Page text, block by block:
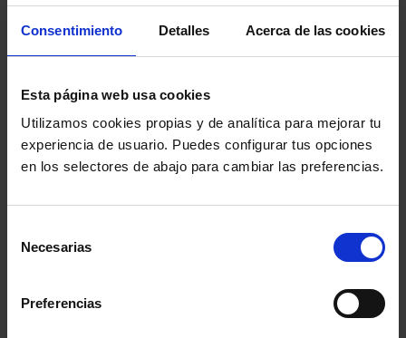
Consentimiento Detalles Acerca de las cookies
Esta página web usa cookies
Utilizamos cookies propias y de analítica para mejorar tu
experiencia de usuario. Puedes configurar tus opciones
en los selectores de abajo para cambiar las preferencias.
Necesarias
Preferencias